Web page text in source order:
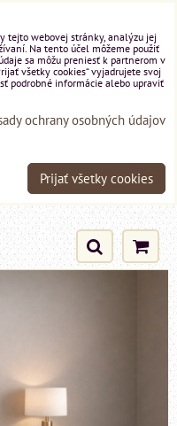
tejto webovej stránky, analýzu jej
Na tento účel môžeme použiť
sa môžu preniesť k partnerom v
všetky cookies“ vyjadrujete svoj
podrobné informácie alebo upraviť
ochrany osobných údajov
Prijať všetky cookies